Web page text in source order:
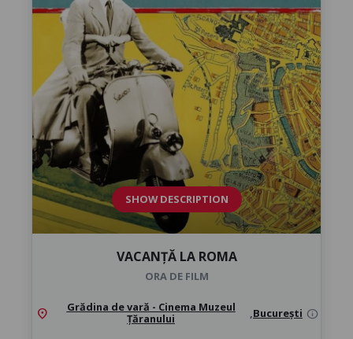
SHOW DESCRIPTION
VACANȚĂ LA ROMA
ORA DE FILM
location_on
Grădina de vară - Cinema Muzeul
Țăranului
,București info